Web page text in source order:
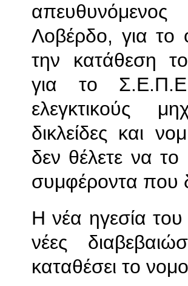
Λοβέρδο, για το
την κατάθεση
για το
ελεγκτικούς
δικλείδες και
δεν θέλετε να
συμφέροντα που
Η νέα ηγεσία
νέες
καταθέσει το